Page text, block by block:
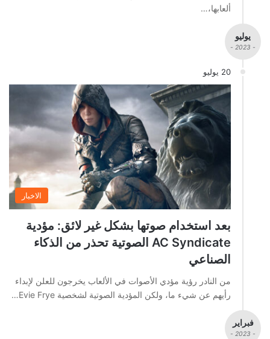
ألعابها،…
يوليو
- 2023 -
20 يوليو
الاخبار
بعد استخدام صوتها بشكل غير لائق: مؤدية
AC Syndicate الصوتية تحذر من الذكاء
الصناعي
من النادر رؤية مؤدي الأصوات في الألعاب يخرجون للعلن لإبداء
رأيهم عن شيء ما، ولكن المؤدية الصوتية لشخصية Evie Frye…
فبراير
- 2023 -